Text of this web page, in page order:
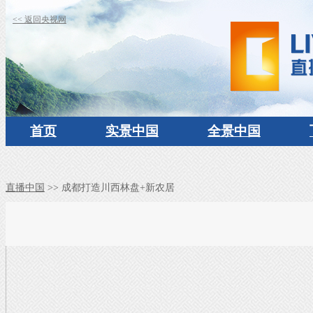
<< 返回央视网
首页 实景中国 全景中国
直播中国 >> 成都打造川西林盘+新农居